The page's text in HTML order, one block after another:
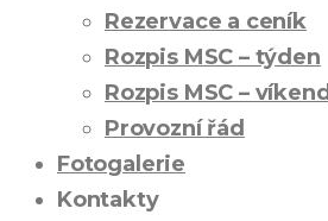
Rezervace a ceník
Rozpis MSC – týden
Rozpis MSC – víkend
Provozní řád
Fotogalerie
Kontakty